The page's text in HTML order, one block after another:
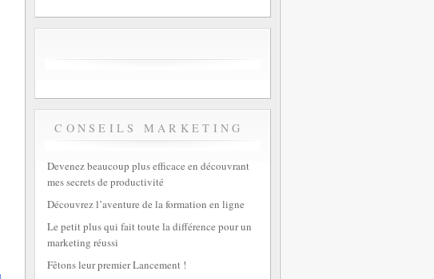
CONSEILS MARKETING
Devenez beaucoup plus efficace en découvrant
mes secrets de productivité
Découvrez l’aventure de la formation en ligne
Le petit plus qui fait toute la différence pour un
marketing réussi
Fêtons leur premier Lancement !